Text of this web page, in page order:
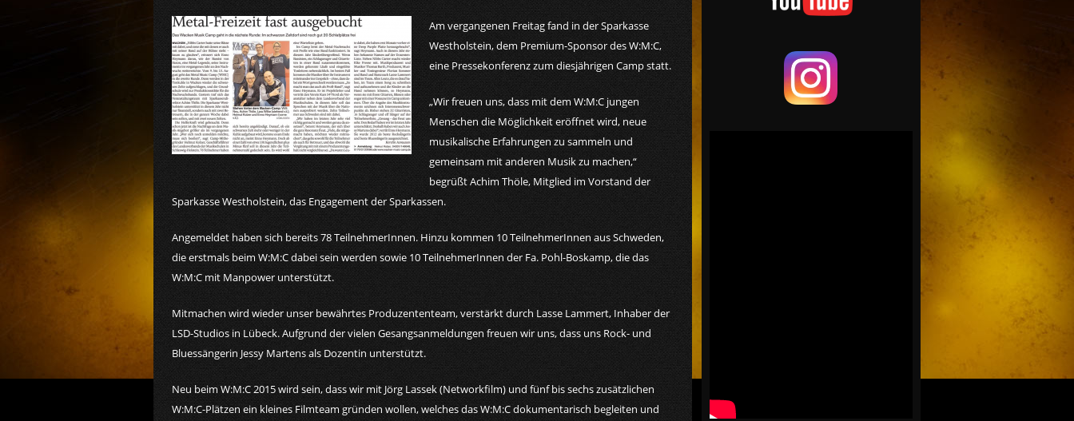
Am vergangenen Freitag fand in der Sparkasse
Westholstein, dem Premium-Sponsor des W:M:C,
eine Pressekonferenz zum diesjährigen Camp statt.
„Wir freuen uns, dass mit dem W:M:C jungen
Menschen die Möglichkeit eröffnet wird, neue
musikalische Erfahrungen zu sammeln und
gemeinsam mit anderen Musik zu machen,“
begrüßt Achim Thöle, Mitglied im Vorstand der
Sparkasse Westholstein, das Engagement der Sparkassen.
Angemeldet haben sich bereits 78 TeilnehmerInnen. Hinzu kommen 10 TeilnehmerInnen aus Schweden,
die erstmals beim W:M:C dabei sein werden sowie 10 TeilnehmerInnen der Fa. Pohl-Boskamp, die das
W:M:C mit Manpower unterstützt.
Mitmachen wird wieder unser bewährtes Produzententeam, verstärkt durch Lasse Lammert, Inhaber der
LSD-Studios in Lübeck. Aufgrund der vielen Gesangsanmeldungen freuen wir uns, dass uns Rock- und
Bluessängerin Jessy Martens als Dozentin unterstützt.
Neu beim W:M:C 2015 wird sein, dass wir mit Jörg Lassek (Networkfilm) und fünf bis sechs zusätzlichen
W:M:C-Plätzen ein kleines Filmteam gründen wollen, welches das W:M:C dokumentarisch begleiten und